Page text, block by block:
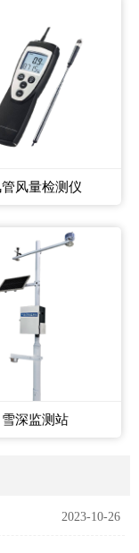
管风量检测仪
雪深监测站
2023-10-26